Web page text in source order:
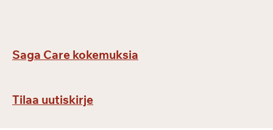
Saga Care kokemuksia
Tilaa uutiskirje